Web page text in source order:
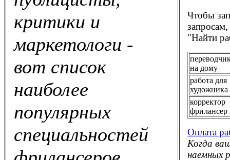
критики и
маркетологи -
вот список
наиболее
популярных
специальностей
Чтобы
"Найти
на дому
работа для
художника
корректор
фрилансер
Оплата
Когда
наемных